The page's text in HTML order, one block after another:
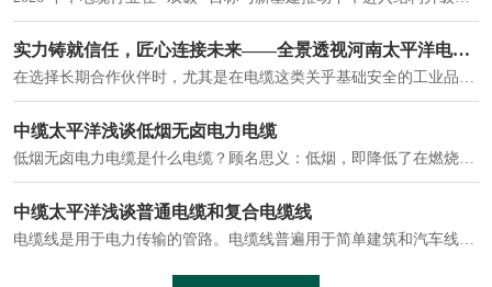
实力铸就信任，匠心连接未来——全景透视河南太平洋电缆厂
在选择长期合作伙伴时，尤其是在电缆这类关乎基础安全的工业品上，供应商的“内在实力”远比一纸报价单更重要。今天，我们邀请您“云参观”河南太平洋电缆厂，透过每一个细节，看我们如何将“可靠”二字，铸入每一米电缆。
中缆太平洋浅谈低烟无卤电力电缆
低烟无卤电力电缆是什么电缆？顾名思义：低烟，即降低了在燃烧时有害物体的产生；卤素对于人体来说是一种有毒气体，无卤就是没有毒气体的释放，通常是针对电缆遇火灾时而言的。低烟无卤电力电缆又可以称之为环保电缆，低烟无卤电缆大多数用于医院和对环境卫生要求比较严格的地方。
中缆太平洋浅谈普通电缆和复合电缆线
电缆线是用于电力传输的管路。电缆线普遍用于简单建筑和汽车线材，作为能源输送缆线，电缆线的复杂结构勿庸置疑。根据目标功能，电缆线具有以下一些特点：建筑用和车用线材要求轻质、大批量生产、价格低廉、具有相当的电学和力学性能和长时间的耐老化性能；工业用线材必须具有符合客户要求的性能；